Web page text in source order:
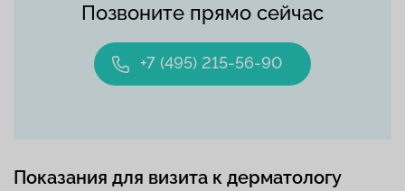
Позвоните прямо сейчас
+7 (495) 215-56-90
Показания для визита к дерматологу